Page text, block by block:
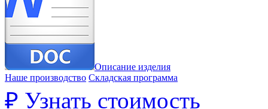
Описание изделия
Наше производство Складская программа
₽ Узнать стоимость